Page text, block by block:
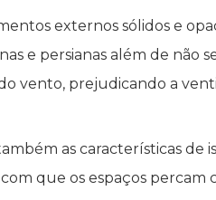
externos sólidos e
e persianas além de não
vento, prejudicando a
as características de
que os espaços